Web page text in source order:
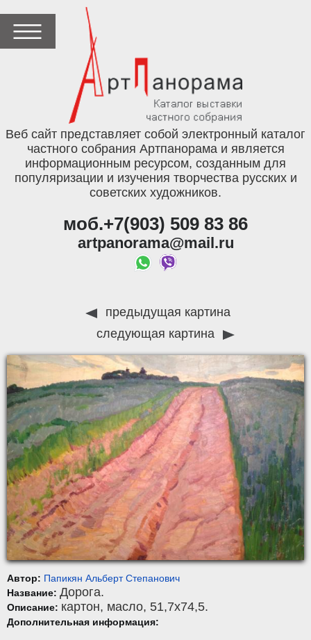
Веб сайт представляет собой электронный каталог
частного собрания Артпанорама и является
информационным ресурсом, созданным для
популяризации и изучения творчества русских и
советских художников.
моб.+7(903) 509 83 86
artpanorama@mail.ru
предыдущая картина
следующая картина
Автор: Папикян Альберт Степанович
Название: Дорога.
Описание: картон, масло, 51,7x74,5.
Дополнительная информация: